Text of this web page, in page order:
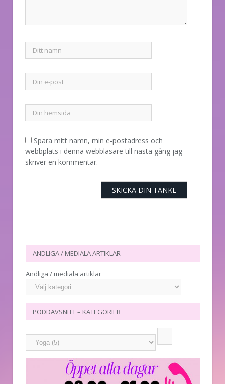
Spara mitt namn, min e-postadress och
webbplats i denna webbläsare till nästa gång jag
skriver en kommentar.
ANDLIGA / MEDIALA ARTIKLAR
Andliga / mediala artiklar
PODDAVSNITT – KATEGORIER